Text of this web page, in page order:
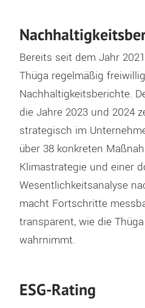
Bereits seit dem Jahr
Thüga regelmäßig
Nachhaltigkeitsberichte.
die Jahre 2023 und 2024
strategisch im
über 38 konkreten
Klimastrategie und einer
Wesentlichkeitsanalyse
macht Fortschritte
transparent, wie die
wahrnimmt.
ESG-Rating